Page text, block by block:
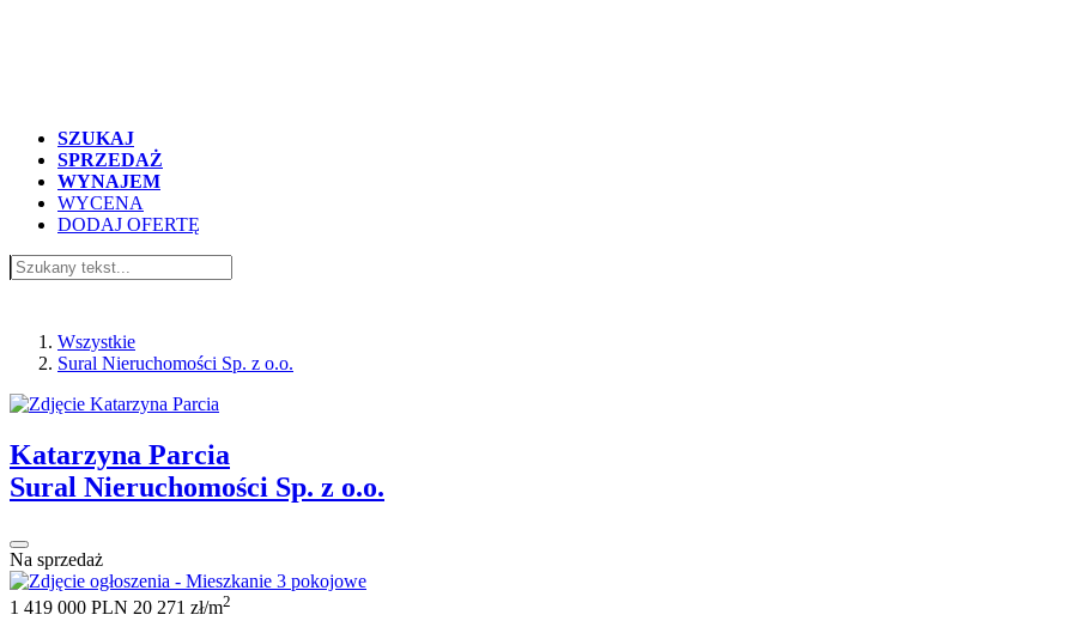
SZUKAJ
SPRZEDAŻ
WYNAJEM
WYCENA
DODAJ OFERTĘ
Wszystkie
Sural Nieruchomości Sp. z o.o.
Katarzyna Parcia
Sural Nieruchomości Sp. z o.o.
Na sprzedaż
1 419 000 PLN 20 271 zł/m2